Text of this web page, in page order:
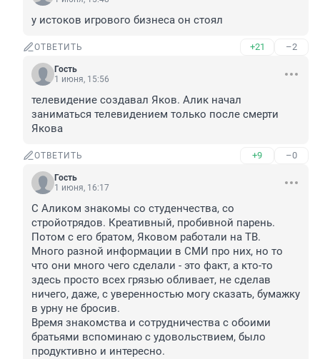
у истоков игрового бизнеса он стоял
ОТВЕТИТЬ +21 –2
Гость
1 июня, 15:56
телевидение создавал Яков. Алик начал
заниматься телевидением только после смерти
Якова
ОТВЕТИТЬ +9 –0
Гость
1 июня, 16:17
С Аликом знакомы со студенчества, со
стройотрядов. Креативный, пробивной парень.
Потом с его братом, Яковом работали на ТВ.
Много разной информации в СМИ про них, но то
что они много чего сделали - это факт, а кто-то
здесь просто всех грязью обливает, не сделав
ничего, даже, с уверенностью могу сказать, бумажку
в урну не бросив.
Время знакомства и сотрудничества с обоими
братьями вспоминаю с удовольствием, было
продуктивно и интересно.